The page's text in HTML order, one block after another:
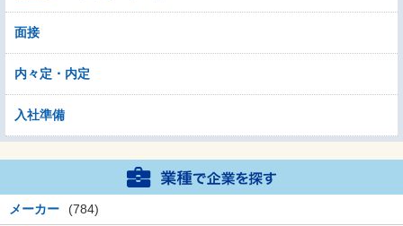
面接
内々定・内定
入社準備
メーカー (784)